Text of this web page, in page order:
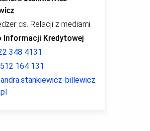
ds. Relacji z mediami
Informacji Kredytowej
348 4131
164 131
billewicz